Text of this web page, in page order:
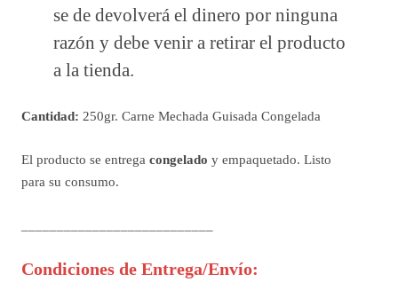
se de devolverá el dinero por ninguna
razón y debe venir a retirar el producto
a la tienda.
Cantidad: 250gr. Carne Mechada Guisada Congelada
El producto se entrega congelado y empaquetado. Listo
para su consumo.
Condiciones de Entrega/Envío: